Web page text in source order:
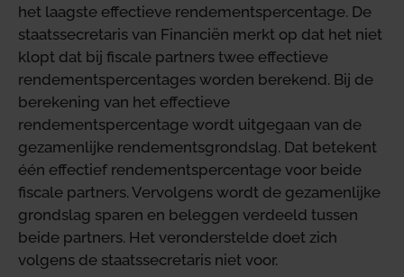
het laagste effectieve rendementspercentage. De
staatssecretaris van Financiën merkt op dat het niet
klopt dat bij fiscale partners twee effectieve
rendementspercentages worden berekend. Bij de
berekening van het effectieve
rendementspercentage wordt uitgegaan van de
gezamenlijke rendementsgrondslag. Dat betekent
één effectief rendementspercentage voor beide
fiscale partners. Vervolgens wordt de gezamenlijke
grondslag sparen en beleggen verdeeld tussen
beide partners. Het veronderstelde doet zich
volgens de staatssecretaris niet voor.